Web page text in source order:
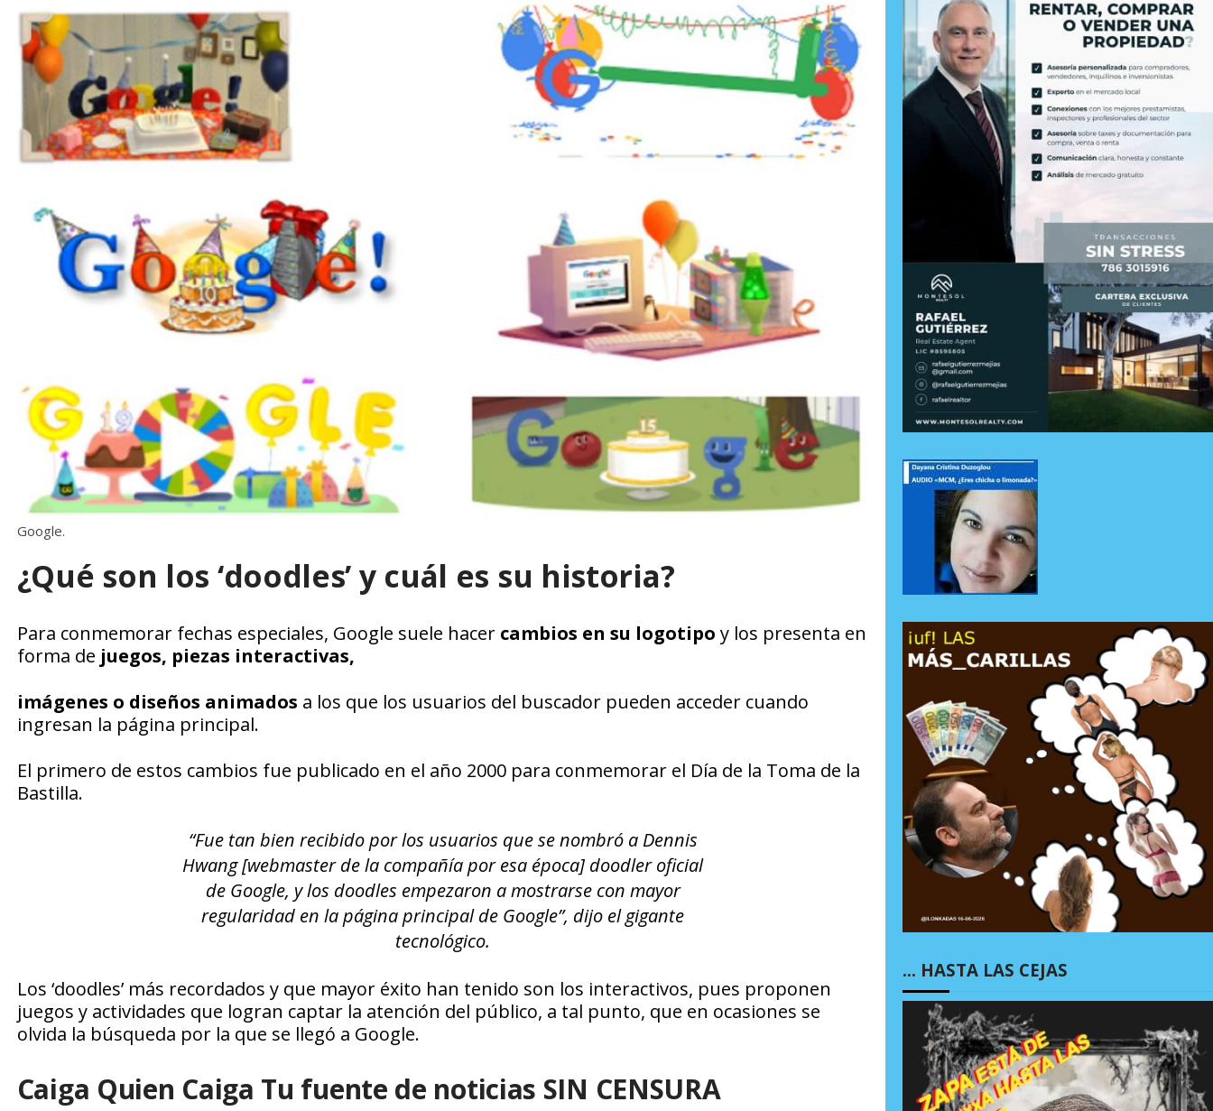
Google.
¿Qué son los ‘doodles’ y cuál es su historia?
Para conmemorar fechas especiales, Google suele hacer cambios en su logotipo y los presenta en
forma de juegos, piezas interactivas,
imágenes o diseños animados a los que los usuarios del buscador pueden acceder cuando
ingresan la página principal.
El primero de estos cambios fue publicado en el año 2000 para conmemorar el Día de la Toma de la
Bastilla.
“Fue tan bien recibido por los usuarios que se nombró a Dennis
Hwang [webmaster de la compañía por esa época] doodler oficial
de Google, y los doodles empezaron a mostrarse con mayor
regularidad en la página principal de Google”, dijo el gigante
tecnológico.
Los ‘doodles’ más recordados y que mayor éxito han tenido son los interactivos, pues proponen
juegos y actividades que logran captar la atención del público, a tal punto, que en ocasiones se
olvida la búsqueda por la que se llegó a Google.
Caiga Quien Caiga Tu fuente de noticias SIN CENSURA
… HASTA LAS CEJAS